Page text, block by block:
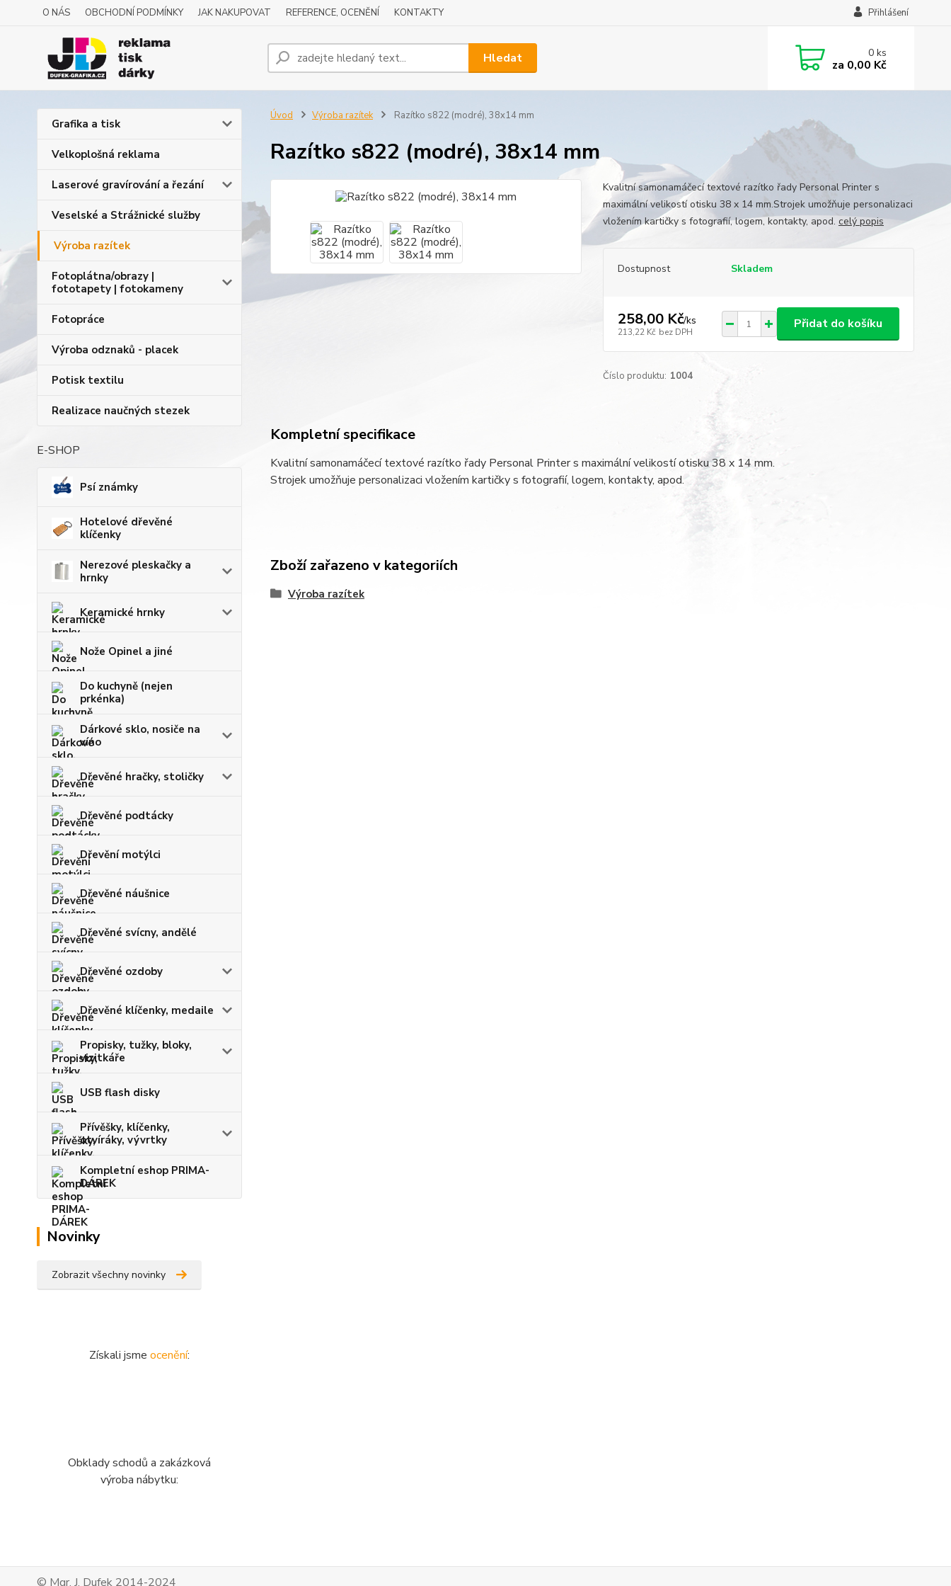
O NÁS OBCHODNÍ PODMÍNKY JAK NAKUPOVAT REFERENCE, OCENĚNÍ KONTAKTY Přihlášení
Hledat 0ks
za 0,00 Kč
Grafika a tisk
Velkoplošná reklama
Laserové gravírování a řezání
Veselské a Strážnické služby
Výroba razítek
Fotoplátna/obrazy |
fototapety | fotokameny
Fotopráce
Výroba odznaků - placek
Potisk textilu
Realizace naučných stezek
E-SHOP
Psí známky
Hotelové dřevěné
klíčenky
Nerezové pleskačky a
hrnky
Keramické hrnky
Nože Opinel a jiné
Do kuchyně (nejen
prkénka)
Dárkové sklo, nosiče na
víno
Dřevěné hračky, stoličky
Dřevěné podtácky
Dřevění motýlci
Dřevěné náušnice
Dřevěné svícny, andělé
Dřevěné ozdoby
Dřevěné klíčenky, medaile
Propisky, tužky, bloky,
vizitkáře
USB flash disky
Přívěšky, klíčenky,
otvíráky, vývrtky
Kompletní eshop PRIMA-
DÁREK
Novinky
Zobrazit všechny novinky
Získali jsme ocenění:
Obklady schodů a zakázková
výroba nábytku:
Úvod Výroba razítek Razítko s822 (modré), 38x14 mm
Razítko s822 (modré), 38x14 mm
Kvalitní samonamáčecí textové razítko řady Personal Printer s
maximální velikostí otisku 38 x 14 mm.Strojek umožňuje personalizaci
vložením kartičky s fotografií, logem, kontakty, apod. celý popis
Dostupnost Skladem
258,00 Kč/ks
213,22 Kč bez DPH
Přidat do košíku
Číslo produktu: 1004
Kompletní specifikace
Kvalitní samonamáčecí textové razítko řady Personal Printer s maximální velikostí otisku 38 x 14 mm.
Strojek umožňuje personalizaci vložením kartičky s fotografií, logem, kontakty, apod.
Zboží zařazeno v kategoriích
Výroba razítek
© Mgr. J. Dufek 2014-2024